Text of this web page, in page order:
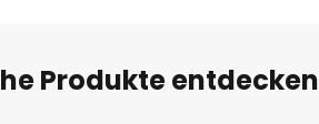
Produkte entdecken